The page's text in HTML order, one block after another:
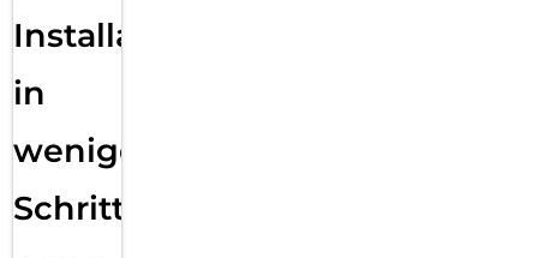
Installation
in
wenigen
Schritten